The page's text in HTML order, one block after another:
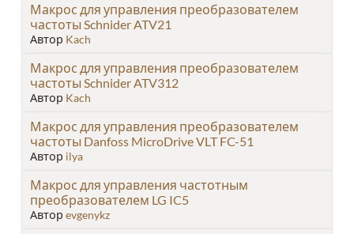
Макрос для управления преобразователем
частоты Schnider ATV21
Автор Kach
Макрос для управления преобразователем
частоты Schnider ATV312
Автор Kach
Макрос для управления преобразователем
частоты Danfoss MicroDrive VLT FC-51
Автор ilya
Макрос для управления частотным
преобразователем LG IC5
Автор evgenykz